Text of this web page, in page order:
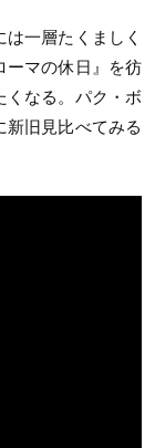
一層たくましく
ーマの休日』を彷
くなる。パク・ボ
新旧見比べてみる